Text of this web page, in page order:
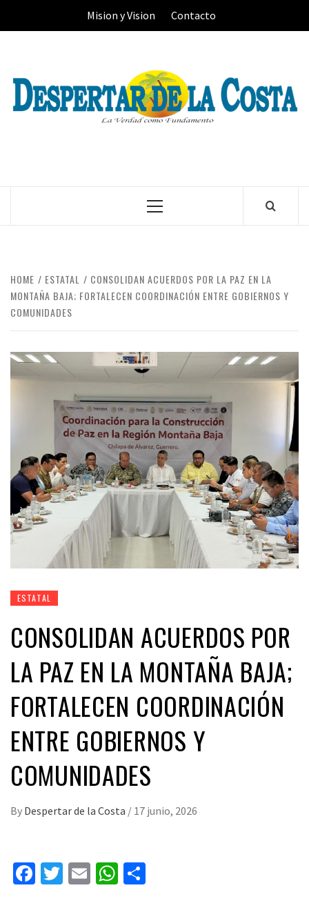
Mision y Vision Contacto
Primary
HOME ESTATAL
CONSOLIDAN ACUERDOS POR LA PAZ EN LA
MONTAÑA BAJA; FORTALECEN COORDINACIÓN ENTRE GOBIERNOS Y
COMUNIDADES
ESTATAL
CONSOLIDAN ACUERDOS POR
LA PAZ EN LA MONTAÑA BAJA;
FORTALECEN COORDINACIÓN
ENTRE GOBIERNOS Y
COMUNIDADES
By Despertar de la Costa / 17 junio, 2026
Facebook
Twitter
EmailWhatsApp